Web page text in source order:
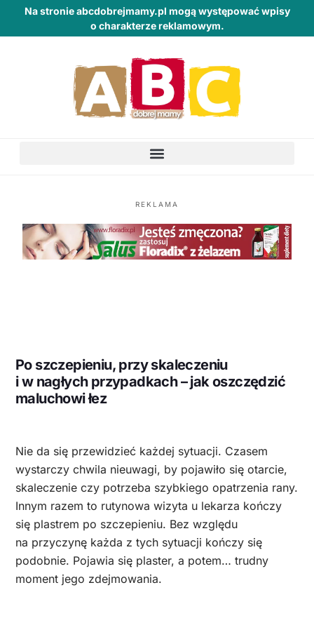
Na stronie abcdobrejmamy.pl mogą występować wpisy
o charakterze reklamowym.
REKLAMA
Po szczepieniu, przy skaleczeniu
i w nagłych przypadkach – jak oszczędzić
maluchowi łez
Nie da się przewidzieć każdej sytuacji. Czasem
wystarczy chwila nieuwagi, by pojawiło się otarcie,
skaleczenie czy potrzeba szybkiego opatrzenia rany.
Innym razem to rutynowa wizyta u lekarza kończy
się plastrem po szczepieniu. Bez względu
na przyczynę każda z tych sytuacji kończy się
podobnie. Pojawia się plaster, a potem… trudny
moment jego zdejmowania.